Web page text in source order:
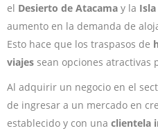
el Desierto de Atacama y la
aumento en la demanda de
Esto hace que los traspasos de
viajes sean opciones atractivas
Al adquirir un negocio en el
de ingresar a un mercado en
establecido y con una clientela